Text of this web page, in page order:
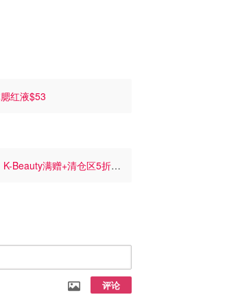
红液$53
K-Beauty满赠+清仓区5折
评论